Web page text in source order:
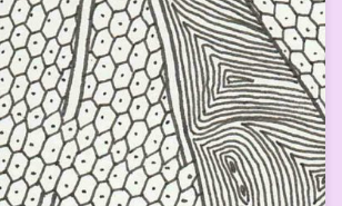
est Amour ! Ce sont des affirmations que
foi en cela. Je ne peux rien vous
profondément ressenti cela à plusieurs
J’ai eu cette chance, ce cadeau, ce présent
Il s’agit de mon affirmation ; […]